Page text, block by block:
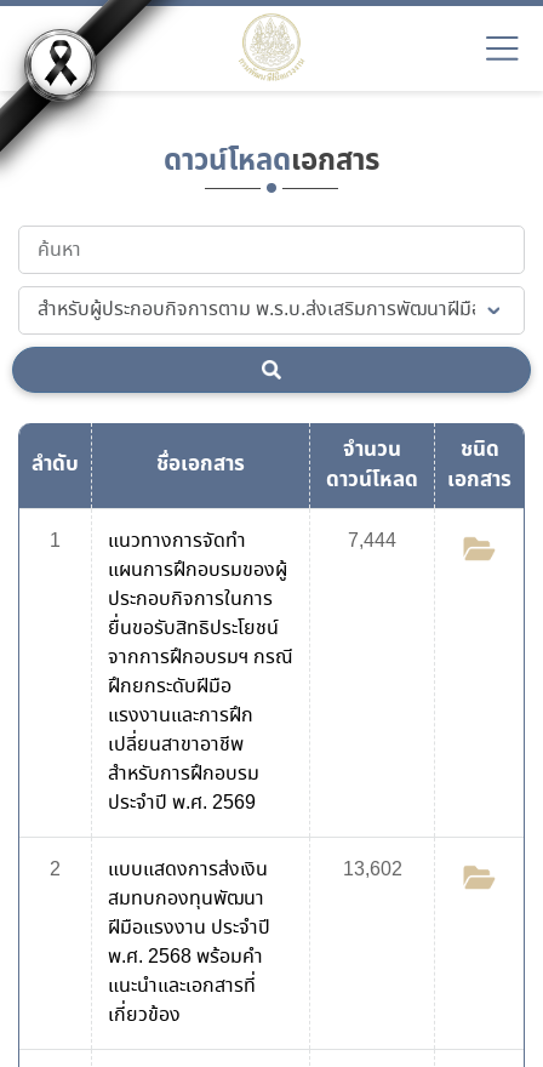
ดาวน์โหลดเอกสาร
ลำดับ ชื่อเอกสาร
จำนวน
ดาวน์โหลด
ชนิด
เอกสาร
1
แนวทางการจัดทำ
แผนการฝึกอบรมของผู้
ประกอบกิจการในการ
ยื่นขอรับสิทธิประโยชน์
จากการฝึกอบรมฯ กรณี
ฝึกยกระดับฝีมือ
แรงงานและการฝึก
เปลี่ยนสาขาอาชีพ
สำหรับการฝึกอบรม
ประจำปี พ.ศ. 2569
7,444
2
แบบแสดงการส่งเงิน
สมทบกองทุนพัฒนา
ฝีมือแรงงาน ประจำปี
พ.ศ. 2568 พร้อมคำ
แนะนำและเอกสารที่
เกี่ยวข้อง
13,602